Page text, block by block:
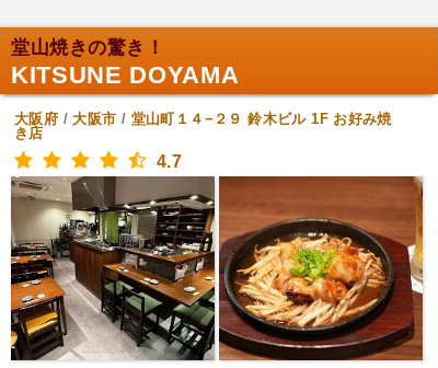
堂山焼きの驚き！
KITSUNE DOYAMA
大阪府 /大阪市 / 堂山町１４−２９ 鈴木ビル 1F お好み焼
き店
4.7